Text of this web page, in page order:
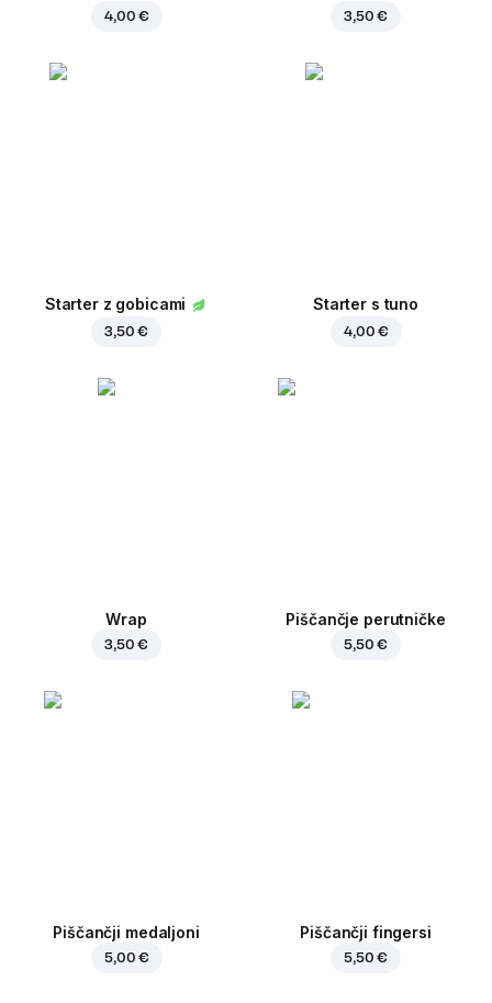
4,00 € 3,50 €
Starter z gobicami
3,50 €
Starter s tuno
4,00 €
Wrap
3,50 €
Piščančje perutničke
5,50 €
Piščančji medaljoni
5,00 €
Piščančji fingersi
5,50 €